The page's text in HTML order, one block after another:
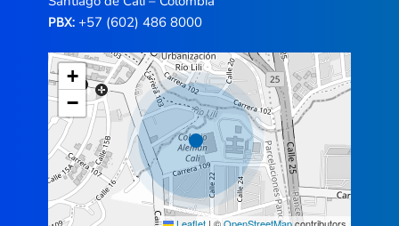
PBX:+57 (602) 486 8000
+
−